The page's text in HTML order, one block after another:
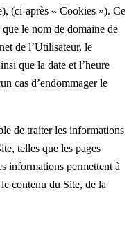
(ci-après « Cookies »). Ce
le nom de domaine de
de l’Utilisateur, le
que la date et l’heure
cas d’endommager le
de traiter les informations
telles que les pages
informations permettent à
contenu du Site, de la